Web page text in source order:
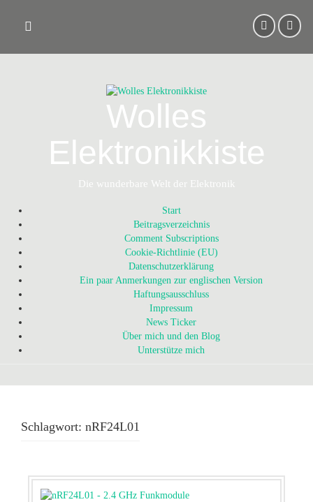
content
Wolles
Elektronikkiste
Die wunderbare Welt der Elektronik
Start
Beitragsverzeichnis
Comment Subscriptions
Cookie-Richtlinie (EU)
Datenschutzerklärung
Ein paar Anmerkungen zur englischen Version
Haftungsausschluss
Impressum
News Ticker
Über mich und den Blog
Unterstütze mich
Schlagwort: nRF24L01